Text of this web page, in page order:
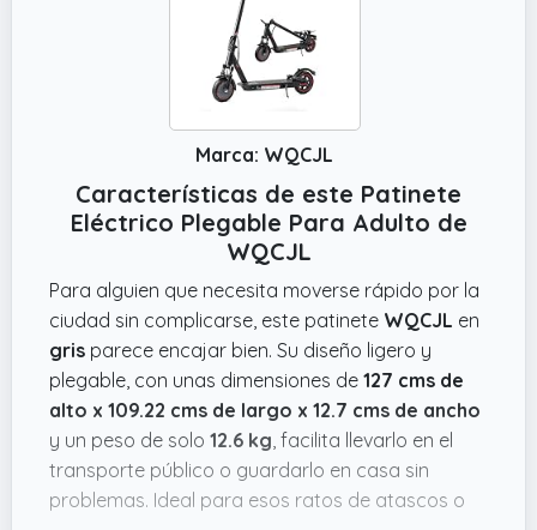
Marca: WQCJL
Características de este Patinete
Eléctrico Plegable Para Adulto de
WQCJL
Para alguien que necesita moverse rápido por la
ciudad sin complicarse, este patinete WQCJL en
gris parece encajar bien. Su diseño ligero y
plegable, con unas dimensiones de 127 cms de
alto x 109.22 cms de largo x 12.7 cms de ancho
y un peso de solo 12.6 kg , facilita llevarlo en el
transporte público o guardarlo en casa sin
problemas. Ideal para esos ratos de atascos o